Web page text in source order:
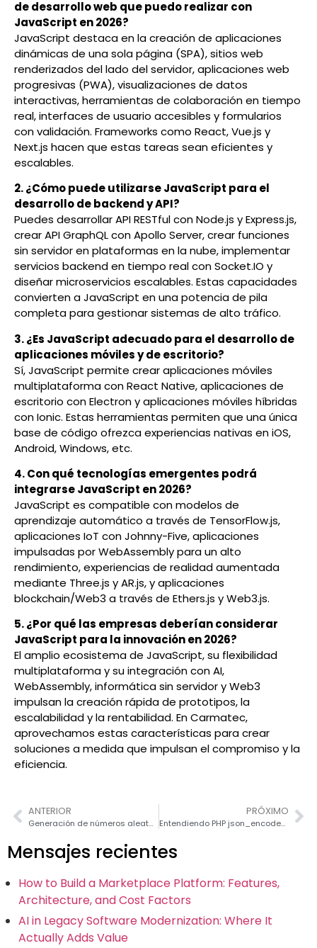
de desarrollo web que puedo realizar con
JavaScript en 2026?
JavaScript destaca en la creación de aplicaciones
dinámicas de una sola página (SPA), sitios web
renderizados del lado del servidor, aplicaciones web
progresivas (PWA), visualizaciones de datos
interactivas, herramientas de colaboración en tiempo
real, interfaces de usuario accesibles y formularios
con validación. Frameworks como React, Vue.js y
Next.js hacen que estas tareas sean eficientes y
escalables.
2. ¿Cómo puede utilizarse JavaScript para el
desarrollo de backend y API?
Puedes desarrollar API RESTful con Node.js y Express.js,
crear API GraphQL con Apollo Server, crear funciones
sin servidor en plataformas en la nube, implementar
servicios backend en tiempo real con Socket.IO y
diseñar microservicios escalables. Estas capacidades
convierten a JavaScript en una potencia de pila
completa para gestionar sistemas de alto tráfico.
3. ¿Es JavaScript adecuado para el desarrollo de
aplicaciones móviles y de escritorio?
Sí, JavaScript permite crear aplicaciones móviles
multiplataforma con React Native, aplicaciones de
escritorio con Electron y aplicaciones móviles híbridas
con Ionic. Estas herramientas permiten que una única
base de código ofrezca experiencias nativas en iOS,
Android, Windows, etc.
4. Con qué tecnologías emergentes podrá
integrarse JavaScript en 2026?
JavaScript es compatible con modelos de
aprendizaje automático a través de TensorFlow.js,
aplicaciones IoT con Johnny-Five, aplicaciones
impulsadas por WebAssembly para un alto
rendimiento, experiencias de realidad aumentada
mediante Three.js y AR.js, y aplicaciones
blockchain/Web3 a través de Ethers.js y Web3.js.
5. ¿Por qué las empresas deberían considerar
JavaScript para la innovación en 2026?
El amplio ecosistema de JavaScript, su flexibilidad
multiplataforma y su integración con AI,
WebAssembly, informática sin servidor y Web3
impulsan la creación rápida de prototipos, la
escalabilidad y la rentabilidad. En Carmatec,
aprovechamos estas características para crear
soluciones a medida que impulsan el compromiso y la
eficiencia.
ANTERIOR
Generación de números aleatorios en Ruby: Guía 2026
PRÓXIMO
Entendiendo PHP json_encode() y json_decode()
Mensajes recientes
How to Build a Marketplace Platform: Features,
Architecture, and Cost Factors
AI in Legacy Software Modernization: Where It
Actually Adds Value